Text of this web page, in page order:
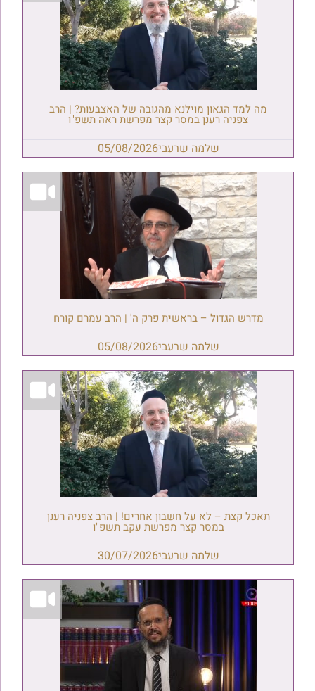
מה למד הגאון מוילנא מהגובה של האצבעות? | הרב
צפניה רענן במסר קצר מפרשת ראה תשפ"ו
שלמה שרעבי05/08/2026
מדרש הגדול – בראשית פרק ה' | הרב עמרם קורח
שלמה שרעבי05/08/2026
תאכל קצת – לא על חשבון אחרים! | הרב צפניה רענן
במסר קצר מפרשת עקב תשפ"ו
שלמה שרעבי30/07/2026